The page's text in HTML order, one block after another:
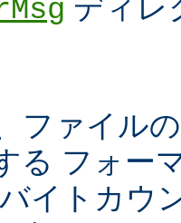
ディレ
ファイル
る フォー
イトカウ